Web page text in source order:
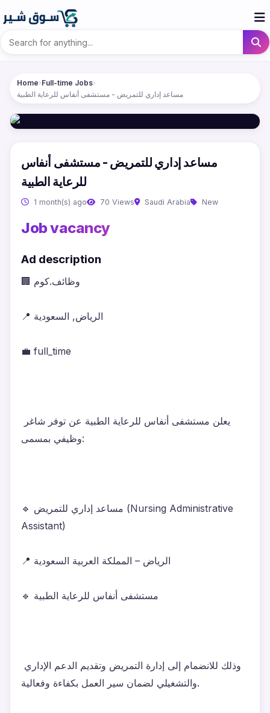
Home›Full-time Jobs›
مساعد إداري للتمريض - مستشفى أنفاس للرعاية الطبية
مساعد إداري للتمريض - مستشفى أنفاس
للرعاية الطبية
1 month(s) ago 70 Views Saudi Arabia New
Job vacancy
Ad description
🏢 وظائف.كوم
📍 الرياض, السعودية
💼 full_time
وظيفي بمسمى:
🔹 مساعد إداري للتمريض (Nursing Administrative
Assistant)
📍 الرياض – المملكة العربية السعودية
🔹 مستشفى أنفاس للرعاية الطبية
والتشغيلي لضمان سير العمل بكفاءة وفعالية.